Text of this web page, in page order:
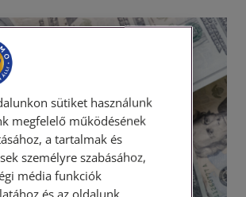
sütiket használunk
megfelelő működésének
a tartalmak és
személyre szabásához,
média funkciók